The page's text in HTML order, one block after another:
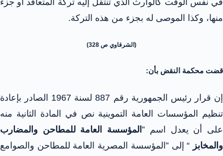
في نفس الوقت كالوارث الذي تنتقل إليه تركة المتعاقد أو جزء
منها، وكذا الموصى له بجزء من هذه التركة.
(الشرقاوي ص 328)
قضت محكمة النقض بأن:
إن قرار رئيس الجمهورية رقم 887 لسنة 1967 الصادر بإعادة
تنظيم المؤسسات العامة التموينية نص في المادة الثانية منه
على أن يعدل اسم ”المؤسسة العامة للمطاحن والمضارب
والمخابز “ إلى ”المؤسسة المصرية العامة للمطاحن والصوامع